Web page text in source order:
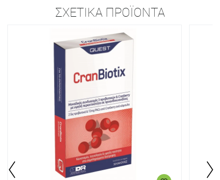
ΣΧΕΤΙΚΆ ΠΡΟΪΌΝΤΑ